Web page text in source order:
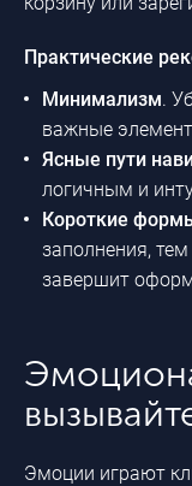
Практические
Минимализм.
важные
Ясные пути
логичным и
Короткие
заполнения,
завершит
Эмоции играют